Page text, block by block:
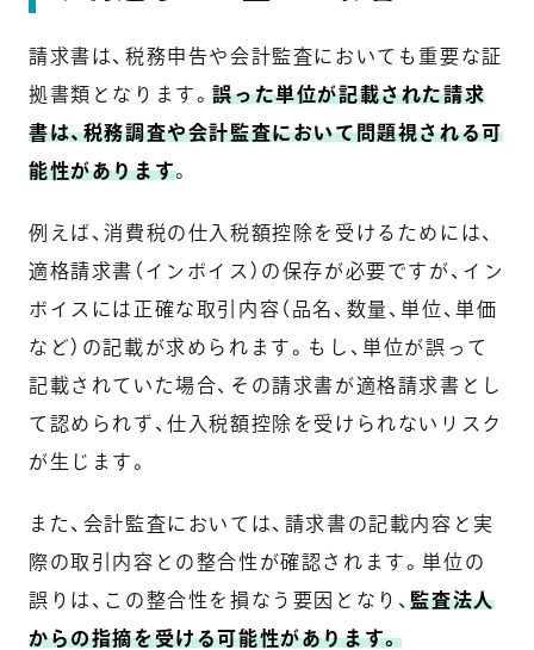
請求書は、税務申告や会計監査においても重要な証
拠書類となります。誤った単位が記載された請求
書は、税務調査や会計監査において問題視される可
能性があります。
例えば、消費税の仕入税額控除を受けるためには、
適格請求書（インボイス）の保存が必要ですが、イン
ボイスには正確な取引内容（品名、数量、単位、単価
など）の記載が求められます。もし、単位が誤って
記載されていた場合、その請求書が適格請求書とし
て認められず、仕入税額控除を受けられないリスク
が生じます。
また、会計監査においては、請求書の記載内容と実
際の取引内容との整合性が確認されます。単位の
誤りは、この整合性を損なう要因となり、監査法人
からの指摘を受ける可能性があります。